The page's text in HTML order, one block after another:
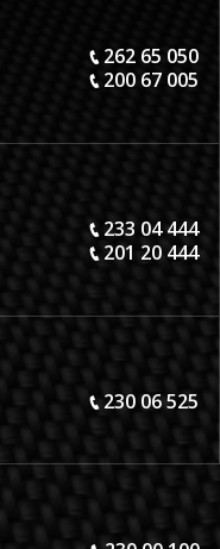
262 65 050
200 67 005
233 04 444
201 20 444
230 06 525